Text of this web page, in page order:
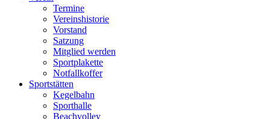
Termine
Vereinshistorie
Vorstand
Satzung
Mitglied werden
Sportplakette
Notfallkoffer
Sportstätten
Kegelbahn
Sporthalle
Beachvolley